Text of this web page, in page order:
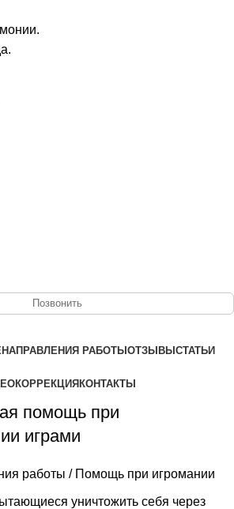
Позвонить
НАПРАВЛЕНИЯ РАБОТЫ ОТЗЫВЫ СТАТЬИ
КОНТАКТЫ
помощь при
играми
работы / Помощь при игромании
уничтожить себя через